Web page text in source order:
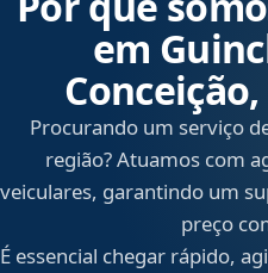
em
Conceição,
Procurando um serviço
região? Atuamos com
veiculares, garantindo um
preço
É essencial chegar rápido,